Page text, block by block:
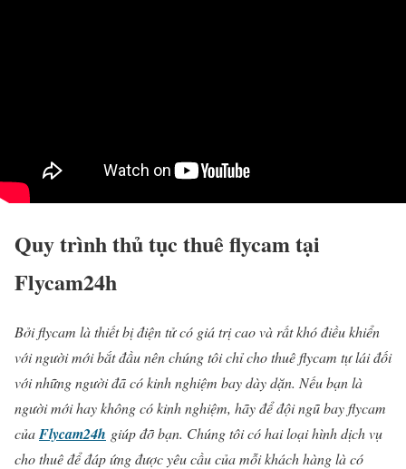
Quy trình thủ tục thuê flycam tại
Flycam24h
Bởi flycam là thiết bị điện tử có giá trị cao và rất khó điều khiển
với người mới bắt đầu nên chúng tôi chỉ cho thuê flycam tự lái đối
với những người đã có kinh nghiệm bay dày dặn. Nếu bạn là
người mới hay không có kinh nghiệm, hãy để đội ngũ bay flycam
củaFlycam24h giúp đỡ bạn. Chúng tôi có hai loại hình dịch vụ
cho thuê để đáp ứng được yêu cầu của mỗi khách hàng là có